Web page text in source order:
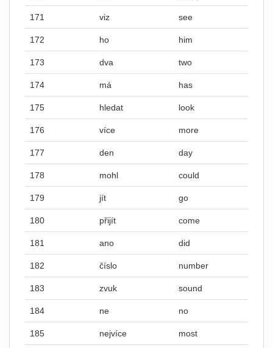
171 viz see
172 ho him
173 dva two
174 má has
175 hledat look
176 více more
177 den day
178 mohl could
179 jít go
180 přijít come
181 ano did
182 číslo number
183 zvuk sound
184 ne no
185 nejvíce most